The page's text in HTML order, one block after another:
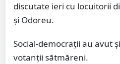
discutate ieri cu locuitorii
și Odoreu.
Social-democrații au avut
votanții sătmăreni.